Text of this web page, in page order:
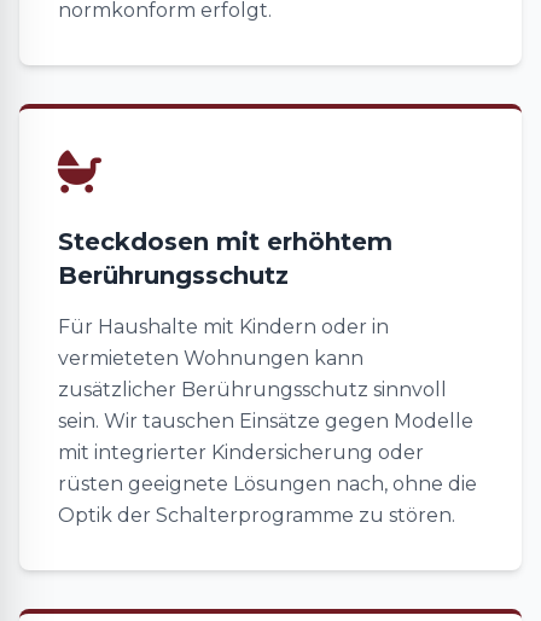
normkonform erfolgt.
Steckdosen mit erhöhtem
Berührungsschutz
Für Haushalte mit Kindern oder in
vermieteten Wohnungen kann
zusätzlicher Berührungsschutz sinnvoll
sein. Wir tauschen Einsätze gegen Modelle
mit integrierter Kindersicherung oder
rüsten geeignete Lösungen nach, ohne die
Optik der Schalterprogramme zu stören.